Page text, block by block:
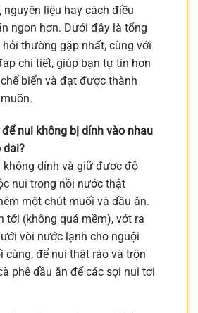
nguyên liệu hay cách điều
ngon hơn. Dưới đây là tổng
thường gặp nhất, cùng với
chi tiết, giúp bạn tự tin hơn
biến và đạt được thành
nui không bị dính vào nhau
dai?
không dính và giữ được độ
nui trong nồi nước thật
một chút muối và dầu ăn.
tới (không quá mềm), vớt ra
vòi nước lạnh cho nguội
cùng, để nui thật ráo và trộn
phê dầu ăn để các sợi nui tơi